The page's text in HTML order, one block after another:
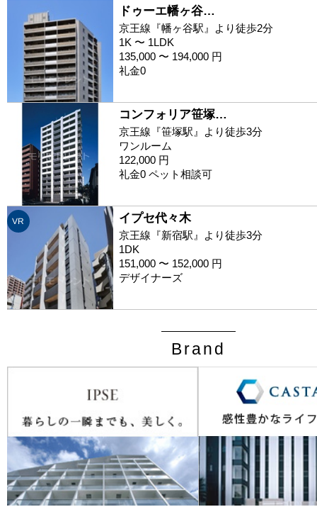
ドゥーエ幡ヶ谷…
京王線『幡ヶ谷駅』より徒歩2分
1K 〜 1LDK
135,000 〜 194,000 円
礼金0
コンフォリア笹塚…
京王線『笹塚駅』より徒歩3分
ワンルーム
122,000 円
礼金0 ペット相談可
VR イプセ代々木
京王線『新宿駅』より徒歩3分
1DK
151,000 〜 152,000 円
デザイナーズ
Brand